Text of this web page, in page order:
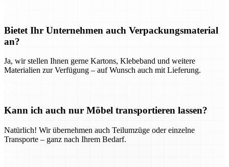
Bietet Ihr Unternehmen auch Verpackungsmaterial
an?
Ja, wir stellen Ihnen gerne Kartons, Klebeband und weitere
Materialien zur Verfügung – auf Wunsch auch mit Lieferung.
Kann ich auch nur Möbel transportieren lassen?
Natürlich! Wir übernehmen auch Teilumzüge oder einzelne
Transporte – ganz nach Ihrem Bedarf.